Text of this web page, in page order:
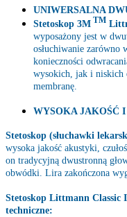
UNIWERSALNA
Stetoskop 3M TM
wyposażony jest w
osłuchiwanie
konieczności
wysokich, jak i niskich
membranę.
WYSOKA JAKOŚĆ
Stetoskop (słuchawki
wysoka jakość akustyki,
on tradycyjną dwustronną
obwódki. Lira zakończona
Stetoskop Littmann Classic
techniczne: